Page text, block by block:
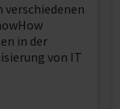
in der
von IT